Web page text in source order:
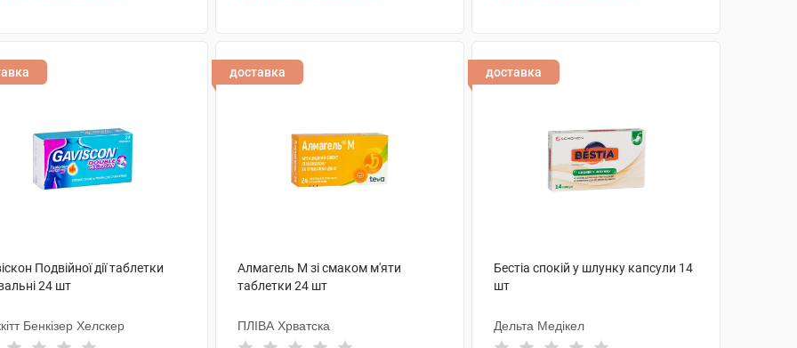
Подвійної дії таблетки
24 шт
Бенкізер Хелскер
доставка
Алмагель М зі смаком м'яти
таблетки 24 шт
ПЛІВА Хрватска
доставка
Бестіа спокій у шлунку капсули 14
шт
Дельта Медікел